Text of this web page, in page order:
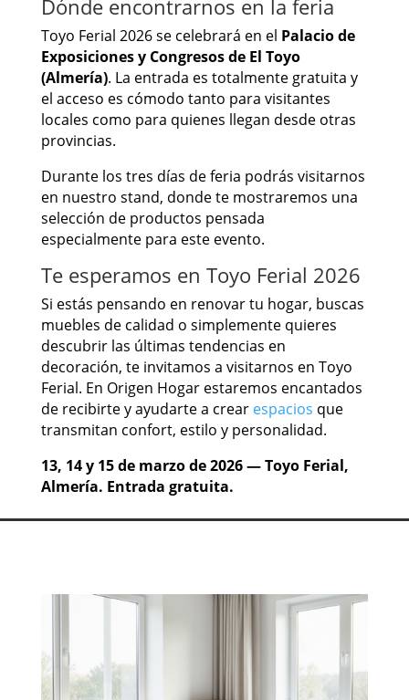
Dónde encontrarnos en la feria
Toyo Ferial 2026 se celebrará en el Palacio de
Exposiciones y Congresos de El Toyo
(Almería). La entrada es totalmente gratuita y
el acceso es cómodo tanto para visitantes
locales como para quienes llegan desde otras
provincias.
Durante los tres días de feria podrás visitarnos
en nuestro stand, donde te mostraremos una
selección de productos pensada
especialmente para este evento.
Te esperamos en Toyo Ferial 2026
Si estás pensando en renovar tu hogar, buscas
muebles de calidad o simplemente quieres
descubrir las últimas tendencias en
decoración, te invitamos a visitarnos en Toyo
Ferial. En Origen Hogar estaremos encantados
de recibirte y ayudarte a crear espacios que
transmitan confort, estilo y personalidad.
13, 14 y 15 de marzo de 2026 — Toyo Ferial,
Almería. Entrada gratuita.